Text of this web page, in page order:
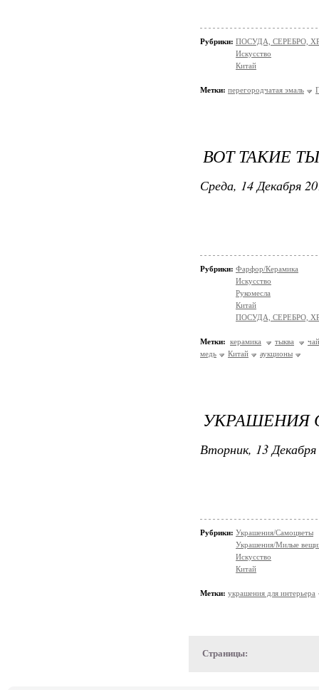
Рубрики: ПОСУДА, СЕРЕБРО,
Искусство
Китай
Метки: перегородчатая эмаль
ВОТ ТАКИЕ
Среда, 14 Декабря
Рубрики: Фарфор/Керамика
Искусство
Рукомесла
Китай
ПОСУДА, СЕРЕБРО,
Метки: керамика тыква
медь
Китай аукционы
УКРАШЕНИЯ
Вторник, 13
Рубрики: Украшения/Самоцветы
Украшения/Милые
Искусство
Китай
Метки: украшения для интерьера
Страницы: